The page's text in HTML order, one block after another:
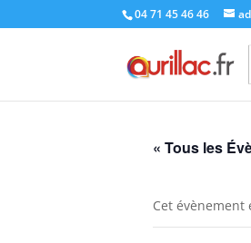
04 71 45 46 46
« Tous les
Cet évènement